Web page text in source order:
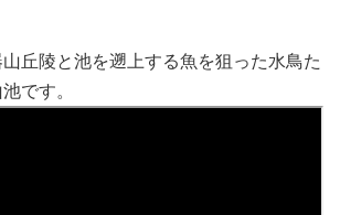
丘陵と池を遡上する魚を狙った水鳥た
です。